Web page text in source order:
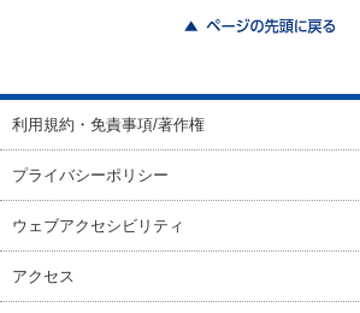
利用規約・免責事項/著作権
プライバシーポリシー
ウェブアクセシビリティ
アクセス